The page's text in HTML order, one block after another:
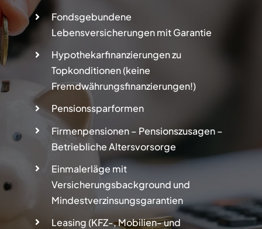
Fondsgebundene
Lebensversicherungen mit Garantie
Hypothekarfinanzierungen zu
Topkonditionen (keine
Fremdwährungsfinanzierungen!)
Pensionssparformen
Firmenpensionen – Pensionszusagen –
Betriebliche Altersvorsorge
Einmalerläge mit
Versicherungsbackground und
Mindestverzinsungsgarantien
Leasing (KFZ-, Mobilien- und